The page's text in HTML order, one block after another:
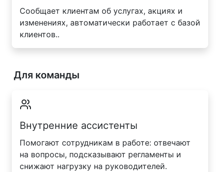
Сообщает клиентам об услугах, акциях и
изменениях, автоматически работает с базой
клиентов..
Для команды
Внутренние ассистенты
Помогают сотрудникам в работе: отвечают
на вопросы, подсказывают регламенты и
снижают нагрузку на руководителей.